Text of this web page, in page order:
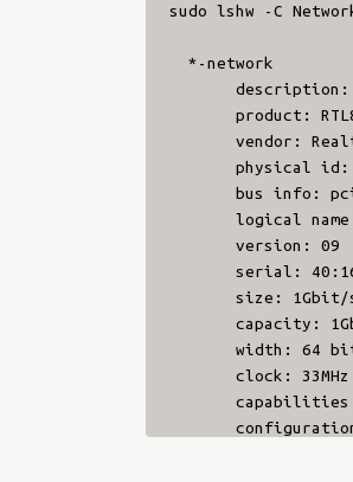
sudo lshw -C
*-
description:
product:
vendor: Realtek
physical id:
bus info:
logical name:
version: 09
serial:
size: 1Gbit/
capacity:
width: 64
clock: 33MHz
capabilities: pm
configuration: